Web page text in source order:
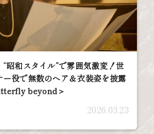
昭和スタイル”で雰囲気激変！世
ー役で無数のヘア＆衣装姿を披露
beyond＞
2026.03.23